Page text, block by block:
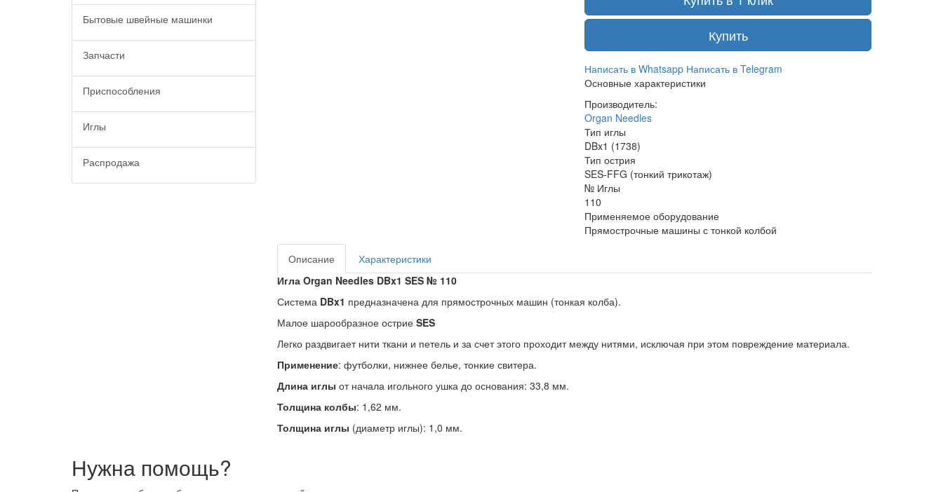
Бытовые швейные машинки
Запчасти
Приспособления
Иглы
Распродажа
Купить
Написать в Whatsapp Написать в Telegram
Основные характеристики
Производитель:
Organ Needles
Тип иглы
DBx1 (1738)
Тип острия
SES-FFG (тонкий трикотаж)
№ Иглы
110
Применяемое оборудование
Прямострочные машины с тонкой колбой
Описание
Характеристики
Игла Organ Needles DBx1 SES № 110
Система DBx1 предназначена для прямострочных машин (тонкая колба).
Малое шарообразное острие SES
Легко раздвигает нити ткани и петель и за счет этого проходит между нитями, исключая при этом повреждение материала.
Применение: футболки, нижнее белье, тонкие свитера.
Длина иглы от начала игольного ушка до основания: 33,8 мм.
Толщина колбы: 1,62 мм.
Толщина иглы (диаметр иглы): 1,0 мм.
Нужна помощь?